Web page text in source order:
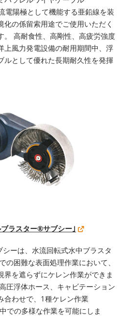
電陽極として機能する亜鉛線を装
の係留索用途でご使用いただく
。 高耐食性、高剛性、高疲労強度
上風力発電設備の耐用期間中、浮
ルとして優れた長期耐久性を発揮
ラスター®サブシー｣
ーは、水流回転式水中ブラスタ
の困難な表面処理作業において、
を遮らずにケレン作業ができま
圧浮体ホース、キャビテーション
合わせで、1種ケレン作業
での多様な作業を可能にしま